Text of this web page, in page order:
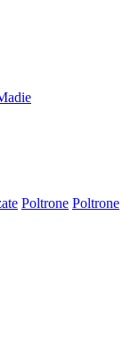
Poltrone Poltrone